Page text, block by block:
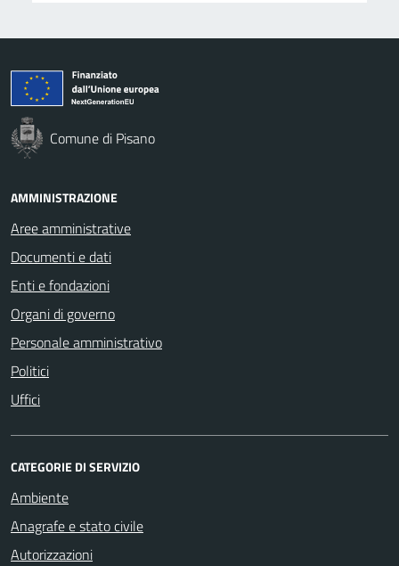
Comune di Pisano
AMMINISTRAZIONE
Aree amministrative
Documenti e dati
Enti e fondazioni
Organi di governo
Personale amministrativo
Politici
Uffici
CATEGORIE DI SERVIZIO
Ambiente
Anagrafe e stato civile
Autorizzazioni